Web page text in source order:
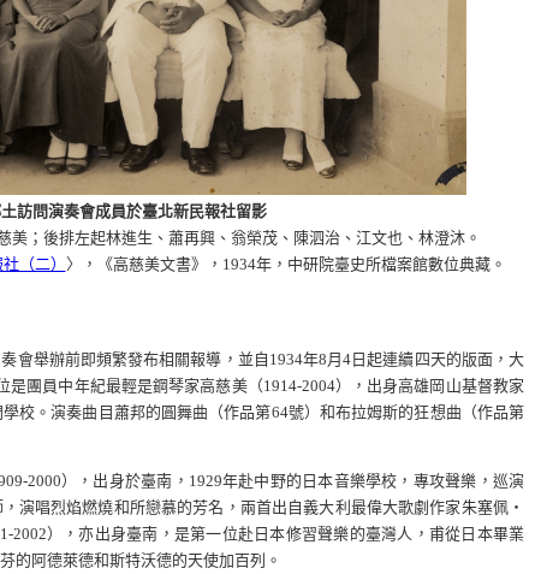
訪問演奏會成員於臺北新民報社留影
美；後排左起林進生、蕭再興、翁榮茂、陳泗治、江文也、林澄沐。
（二） 〉，《高慈美文書》，1934年，中研院臺史所檔案館數位典藏。
會舉辦前即頻繁發布相關報導，並自1934年8月4日起連續四天的版面，大
團員中年紀最輕是鋼琴家高慈美（1914-2004），出身高雄岡山基督教家
校。演奏曲目蕭邦的圓舞曲（作品第64號）和布拉姆斯的狂想曲（作品第
2000），出身於臺南，1929年赴中野的日本音樂學校，專攻聲樂，巡演
演唱烈焰燃燒和所戀慕的芳名，兩首出自義大利最偉大歌劇作家朱塞佩・
2002），亦出身臺南，是第一位赴日本修習聲樂的臺灣人，甫從日本畢業
的阿德萊德和斯特沃德的天使加百列。